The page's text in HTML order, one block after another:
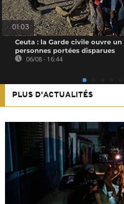
01:03
Ceuta : la Garde civile ouvre
personnes portées disparues
06/08 - 16:44
PLUS D'ACTUALITÉS